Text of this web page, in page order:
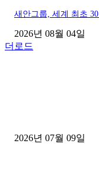
새안그룹, 세계 최초
2026년 08월 04일
더로드
2026년 07월 09일